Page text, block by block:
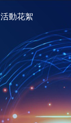
活動花絮